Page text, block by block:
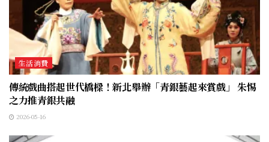
生活消費
傳統戲曲搭起世代橋樑！新北舉辦「青銀藝起來賞戲」 朱惕
之力推青銀共融
2026-05-16